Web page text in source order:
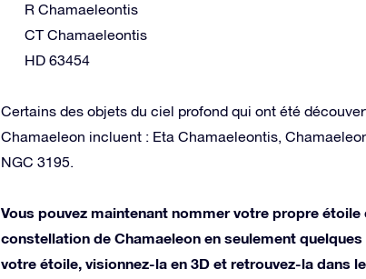
R Chamaeleontis
CT Chamaeleontis
HD 63454
Certains des objets du ciel profond qui ont été
Chamaeleon incluent : Eta Chamaeleontis,
NGC 3195.
Vous pouvez maintenant nommer votre propre étoile
constellation de Chamaeleon en seulement
votre étoile, visionnez-la en 3D et retrouvez-la dans